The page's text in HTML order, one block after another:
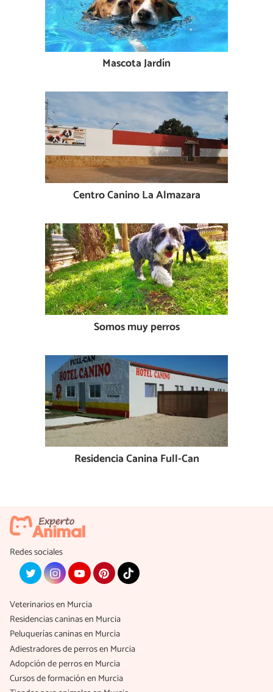
Mascota Jardín
Centro Canino La Almazara
Somos muy perros
Residencia Canina Full-Can
Redes sociales
Veterinarios en Murcia
Residencias caninas en Murcia
Peluquerías caninas en Murcia
Adiestradores de perros en Murcia
Adopción de perros en Murcia
Cursos de formación en Murcia